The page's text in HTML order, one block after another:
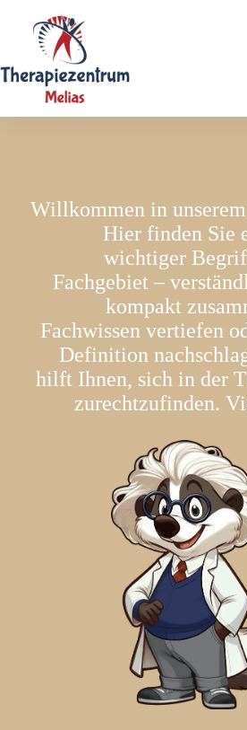
springen
Willkommen in
Hier finden Sie
wichtiger
Fachgebiet –
kompakt
Fachwissen vertiefen
Definition
hilft Ihnen, sich in der
zurechtzufinden.